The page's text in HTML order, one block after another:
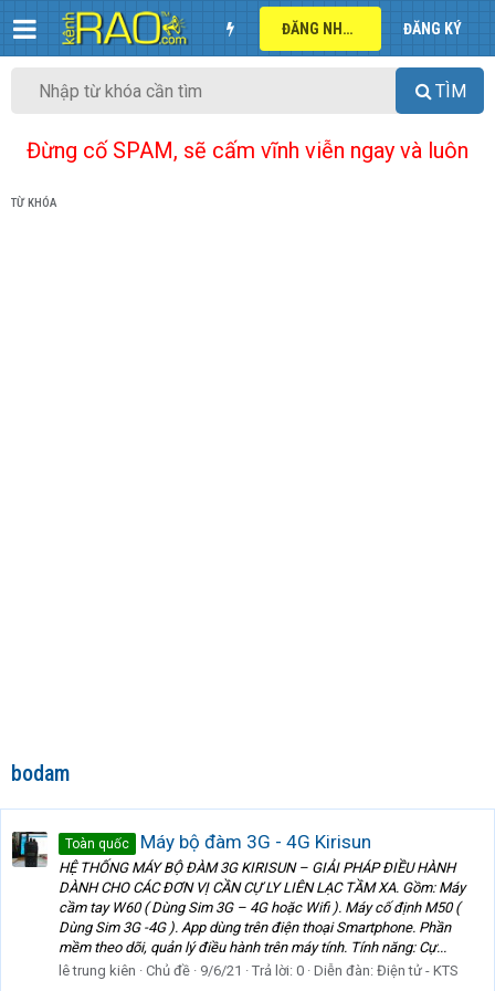
ĐĂNG NHẬP ĐĂNG KÝ
TÌM
Đừng cố SPAM, sẽ cấm vĩnh viễn ngay và luôn
TỪ KHÓA
bodam
Toàn quốc Máy bộ đàm 3G - 4G Kirisun
HỆ THỐNG MÁY BỘ ĐÀM 3G KIRISUN – GIẢI PHÁP ĐIỀU HÀNH
DÀNH CHO CÁC ĐƠN VỊ CẦN CỰ LY LIÊN LẠC TẦM XA. Gồm: Máy
cầm tay W60 ( Dùng Sim 3G – 4G hoặc Wifi ). Máy cố định M50 (
Dùng Sim 3G -4G ). App dùng trên điện thoại Smartphone. Phần
mềm theo dõi, quản lý điều hành trên máy tính. Tính năng: Cự...
lê trung kiên
Chủ đề 9/6/21 Trả lời: 0 Diễn đàn: Điện tử - KTS